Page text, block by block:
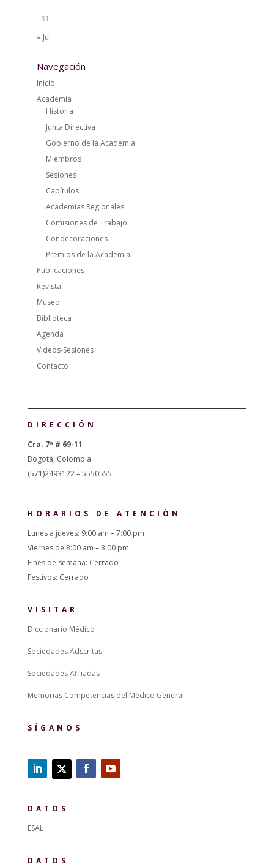
31
« Jul
Navegación
Inicio
Academia
Historia
Junta Directiva
Gobierno de la Academia
Miembros
Sesiones
Capítulos
Academias Regionales
Comisiones de Trabajo
Condecoraciones
Premios de la Academia
Publicaciones
Revista
Museo
Biblioteca
Agenda
Videos-Sesiones
Contacto
DIRECCIÓN
Cra. 7ª # 69-11
Bogotá, Colombia
(571)2493122 – 5550555
HORARIOS DE ATENCIÓN
Lunes a jueves: 9:00 am – 7:00 pm
Viernes de 8:00 am – 3:00 pm
Fines de semana: Cerrado
Festivos: Cerrado
VISITAR
Diccionario Médico
Sociedades Adscritas
Sociedades Afiliadas
Memorias Competencias del Médico General
SÍGANOS
DATOS
ESAL
DATOS